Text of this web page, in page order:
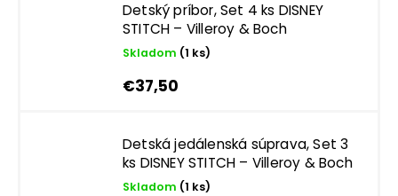
Detský príbor, Set 4 ks DISNEY
STITCH – Villeroy & Boch
Skladom (1 ks)
€37,50
Detská jedálenská súprava, Set 3
ks DISNEY STITCH – Villeroy & Boch
Skladom (1 ks)